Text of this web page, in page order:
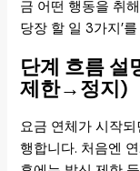
금 어떤 행동을 취
당장 할 일 3가지’
단계 흐름
제한→정지)
요금 연체가 시작
행합니다. 처음엔